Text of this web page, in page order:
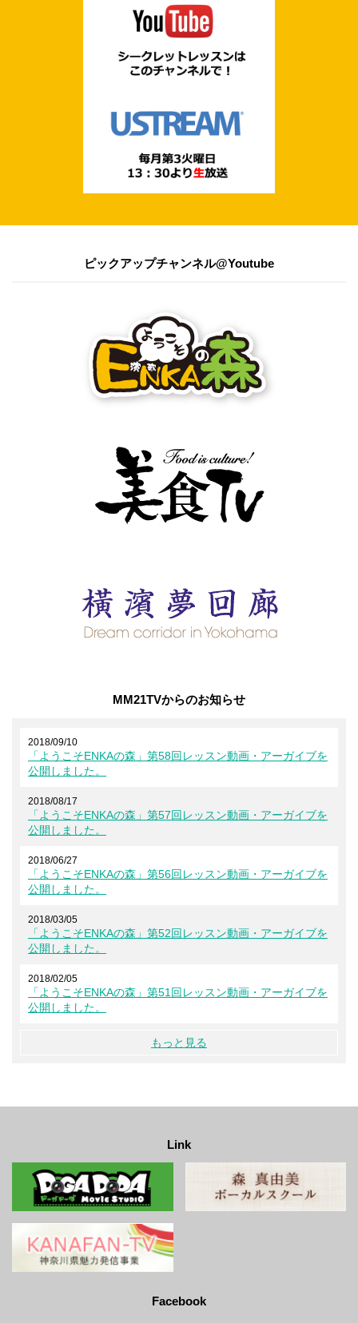
ピックアップチャンネル@Youtube
MM21TVからのお知らせ
2018/09/10
「ようこそENKAの森」第58回レッスン動画・アーガイブを
公開しました。
2018/08/17
「ようこそENKAの森」第57回レッスン動画・アーガイブを
公開しました。
2018/06/27
「ようこそENKAの森」第56回レッスン動画・アーガイブを
公開しました。
2018/03/05
「ようこそENKAの森」第52回レッスン動画・アーガイブを
公開しました。
2018/02/05
「ようこそENKAの森」第51回レッスン動画・アーガイブを
公開しました。
もっと見る
Link
Facebook